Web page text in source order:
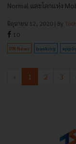
Normal และโลกแห่ง
มิถุนายน 12, 2020 | By
10
PR News banking
‹ 1 2 3